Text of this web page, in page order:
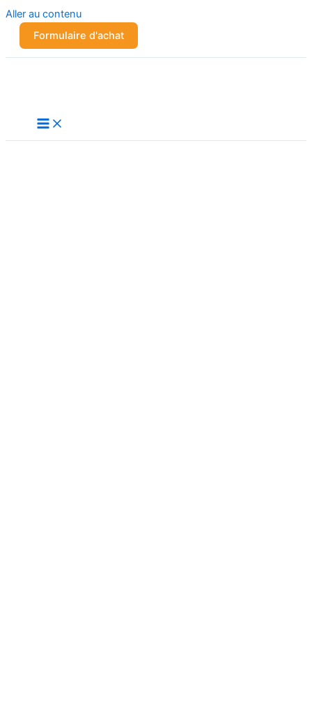
Aller au contenu
Formulaire d'achat